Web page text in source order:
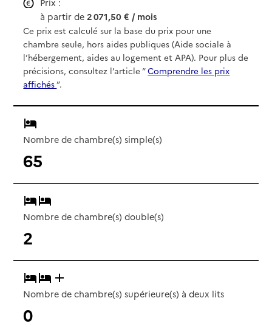
à partir de2 071,50 € / mois
Ce prix est calculé sur la base du prix pour une
chambre seule, hors aides publiques (Aide sociale à
l’hébergement, aides au logement et APA). Pour plus de
précisions, consultez l’article “Comprendre les prix
affichés”.
Nombre de chambre(s) simple(s)
65
Nombre de chambre(s) double(s)
2
Nombre de chambre(s) supérieure(s) à deux lits
0